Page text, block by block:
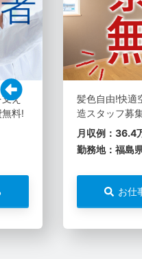
え
料!
髪色自由!快適
造スタッフ募
月収例：36.4
勤務地：福島
お仕